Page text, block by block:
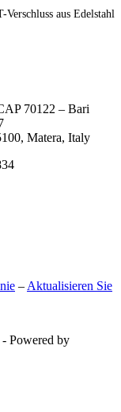
Verschluss aus Edelstahl
70122 – Bari
Matera, Italy
– Aktualisieren Sie
Powered by